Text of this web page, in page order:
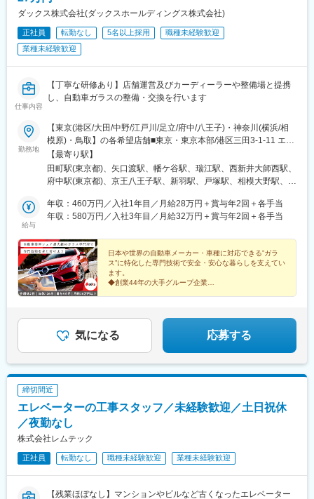
ダックス株式会社(ダックスホールディングス株式会社)
正社員 転勤なし 5名以上採用
職種未経験歓迎
業種未経験歓迎
仕事内容
【丁寧な研修あり】店舗運営及びカーディーラーや整備場と提携
し、自動車ガラスの整備・交換を行います
勤務地
【東京(港区/大田/中野/江戸川/足立/府中/八王子)・神奈川(横浜/相
模原)・鳥取】の各希望店舗■東京・東京本部/港区三田3-1-11 エッ
ク三田ビル8F・大田店/大田区多摩川1-22-24・中野店/中野区南台
2-11-7・江戸川店/江戸川区東瑞江3-61-13・足立店/足立区江北7-
7-6・府中店/府中市府中町3-5-6・八王子店/八王子市大和田町6-
浜市戸塚区下倉田町244-1・相模原店/相模原市南区鵜野森3-1-23■
鳥取・鳥取店/鳥取市安長80-2※マイカー通勤OK※希望勤務地を配
【最寄り駅】
田町駅(東京都)、矢口渡駅、幡ケ谷駅、瑞江駅、西新井大師西駅、
府中駅(東京都)、京王八王子駅、新羽駅、戸塚駅、相模大野駅、湖
給与
年収：460万円／入社1年目／月給28万円＋賞与年2回＋各手当
年収：580万円／入社3年目／月給32万円＋賞与年2回＋各手当
日本や世界の自動車メーカー・車種に対応できる”ガラ
ス”に特化した専門技術で安全・安心な暮らしを支えてい
ます。
◆創業44年の大手グループ企業
気になる 応募する
締切間近
エレベーターの工事スタッフ／未経験歓迎／土日祝休
／夜勤なし
株式会社レムテック
正社員 転勤なし 職種未経験歓迎 業種未経験歓迎
【残業ほぼなし】マンションやビルなど古くなったエレベーター